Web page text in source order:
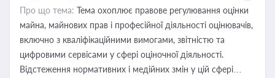
Про що тема: Тема охоплює правове регулювання оцінки
майна, майнових прав і професійної діяльності оцінювачів,
включно з кваліфікаційними вимогами, звітністю та
цифровими сервісами у сфері оціночної діяльності.
Відстеження нормативних і медійних змін у цій сфері